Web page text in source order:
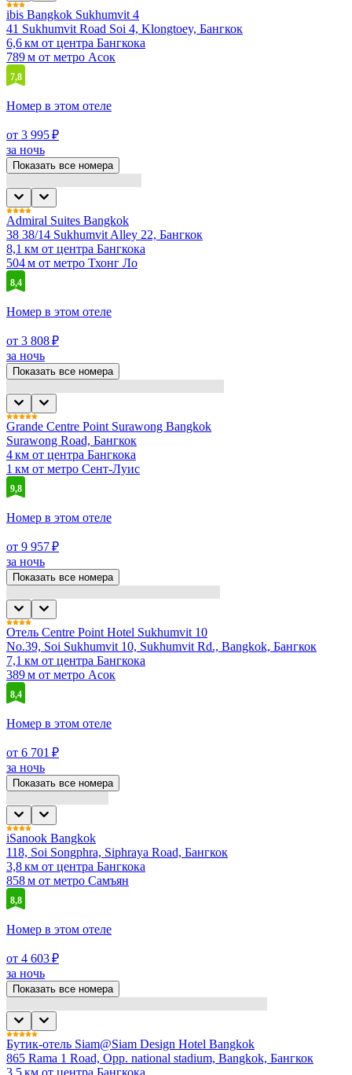
ibis Bangkok Sukhumvit 4
41 Sukhumvit Road Soi 4, Klongtoey, Бангкок
6,6 км от центра Бангкока
789 м от метро Асок
7,8
Номер в этом отеле
от 3 995 ₽
за ночь
Показать все номера
Admiral Suites Bangkok
38 38/14 Sukhumvit Alley 22, Бангкок
8,1 км от центра Бангкока
504 м от метро Тхонг Ло
8,4
Номер в этом отеле
от 3 808 ₽
за ночь
Показать все номера
Grande Centre Point Surawong Bangkok
Surawong Road, Бангкок
4 км от центра Бангкока
1 км от метро Сент-Луис
9,8
Номер в этом отеле
от 9 957 ₽
за ночь
Показать все номера
Отель Centre Point Hotel Sukhumvit 10
No.39, Soi Sukhumvit 10, Sukhumvit Rd., Bangkok, Бангкок
7,1 км от центра Бангкока
389 м от метро Асок
8,4
Номер в этом отеле
от 6 701 ₽
за ночь
Показать все номера
iSanook Bangkok
118, Soi Songphra, Siphraya Road, Бангкок
3,8 км от центра Бангкока
858 м от метро Самъян
8,8
Номер в этом отеле
от 4 603 ₽
за ночь
Показать все номера
Бутик-отель Siam@Siam Design Hotel Bangkok
865 Rama 1 Road, Opp. national stadium, Bangkok, Бангкок
3,5 км от центра Бангкока